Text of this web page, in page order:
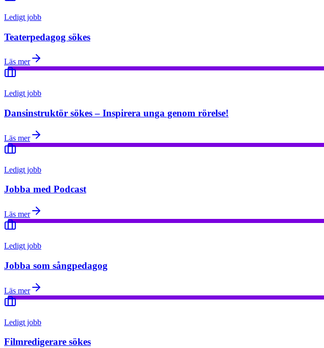
Ledigt jobb
Teaterpedagog sökes
Läs mer
Ledigt jobb
Dansinstruktör sökes – Inspirera unga genom rörelse!
Läs mer
Ledigt jobb
Jobba med Podcast
Läs mer
Ledigt jobb
Jobba som sångpedagog
Läs mer
Ledigt jobb
Filmredigerare sökes